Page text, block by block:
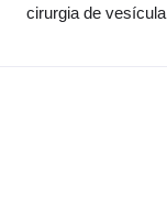
cirurgia de vesícula